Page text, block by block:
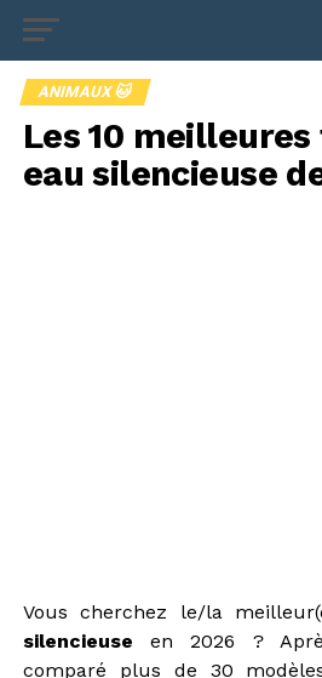
ANIMAUX 🐱
Les 10
eau silencieuse
Vous cherchez le/la
silencieuse en 2026 ?
comparé plus de 30